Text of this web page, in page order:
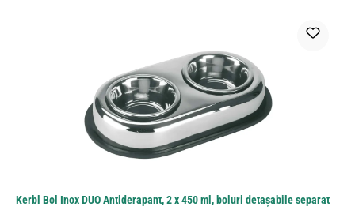
Kerbl Bol Inox DUO Antiderapant, 2 x 450 ml, boluri detașabile separat